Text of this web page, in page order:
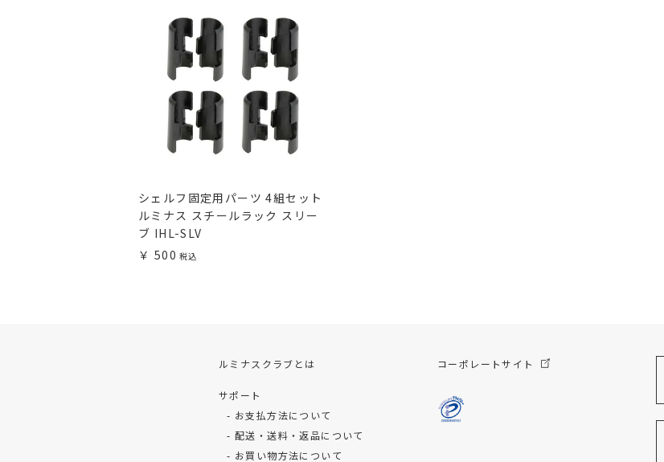
シェルフ固定用パーツ 4組セット
ルミナス スチールラック スリー
ブ IHL-SLV
500
ルミナスクラブとは
サポート
お支払方法について
配送・送料・返品について
お買い物方法について
コーポレートサイト